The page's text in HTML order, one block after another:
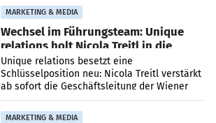
MARKETING & MEDIA
Wechsel im Führungsteam: Unique
relations holt Nicola Treitl in die
Geschäftsleitung
Unique relations besetzt eine
Schlüsselposition neu: Nicola Treitl verstärkt
ab sofort die Geschäftsleitung der Wiener
PR-Agentur an der Seite von Josef Kalina und
Anna Kalina-Mahr.
MARKETING & MEDIA